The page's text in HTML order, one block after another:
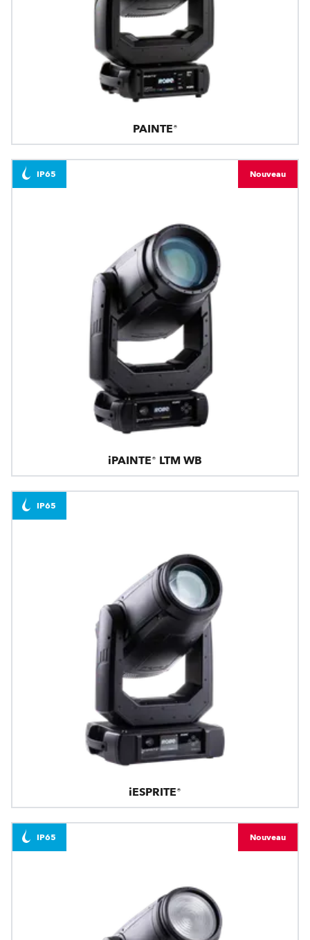
PAINTE®
iPAINTE® LTM WB
IP65 Nouveau
iESPRITE®
IP65
IP65 Nouveau